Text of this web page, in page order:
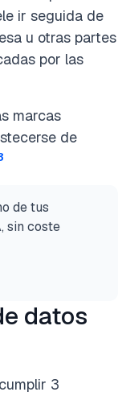
ir seguida de
u otras partes
por las
marcas
de
de tus
sin coste
datos
3